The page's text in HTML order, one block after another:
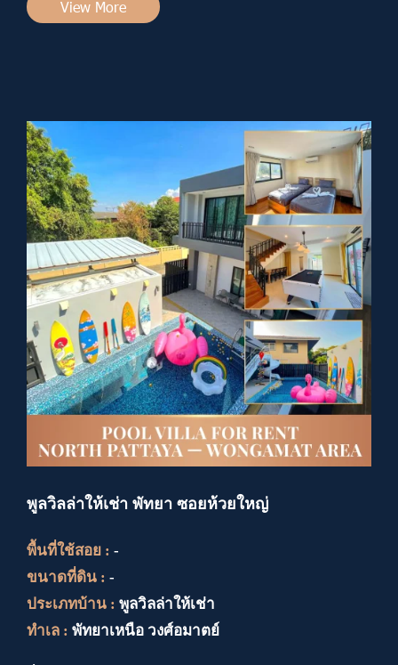
View More
พูลวิลล่าให้เช่า พัทยา ซอยห้วยใหญ่
พื้นที่ใช้สอย : -
ขนาดที่ดิน : -
ประเภทบ้าน : พูลวิลล่าให้เช่า
ทำเล : พัทยาเหนือ วงศ์อมาตย์